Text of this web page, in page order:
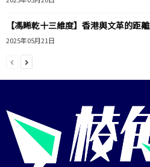
【馮睎乾十三維度】香港與文革的距離
2025年05月21日